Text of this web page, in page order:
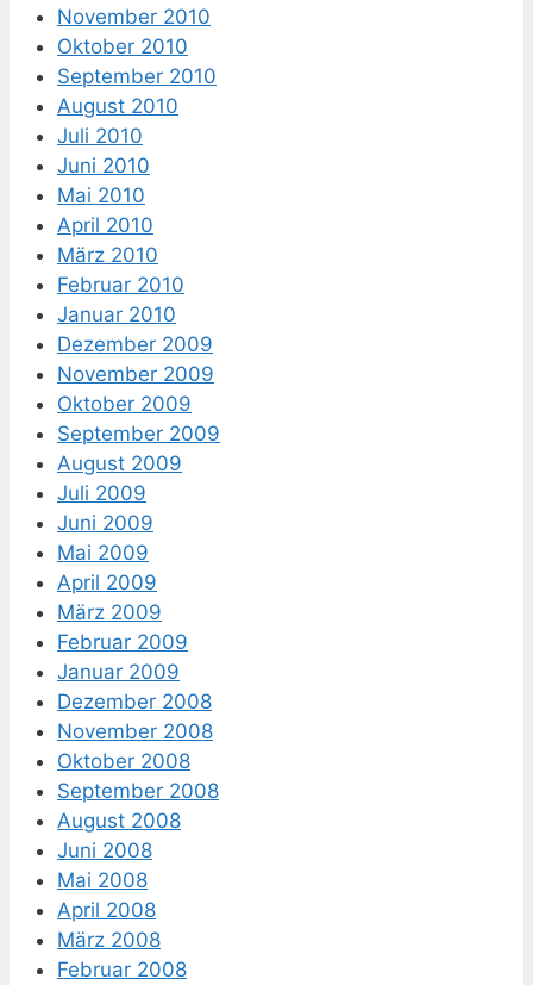
November 2010
Oktober 2010
September 2010
August 2010
Juli 2010
Juni 2010
Mai 2010
April 2010
März 2010
Februar 2010
Januar 2010
Dezember 2009
November 2009
Oktober 2009
September 2009
August 2009
Juli 2009
Juni 2009
Mai 2009
April 2009
März 2009
Februar 2009
Januar 2009
Dezember 2008
November 2008
Oktober 2008
September 2008
August 2008
Juni 2008
Mai 2008
April 2008
März 2008
Februar 2008